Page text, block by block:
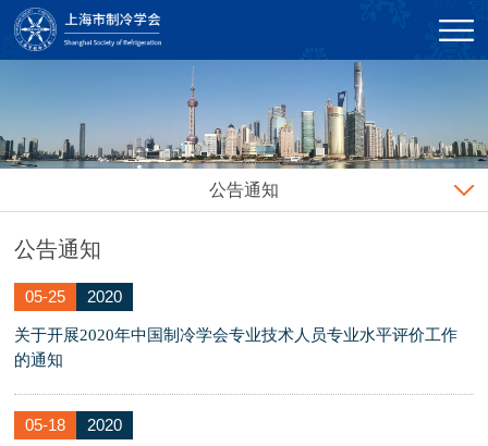
公告通知
公告通知
05-25 2020
关于开展2020年中国制冷学会专业技术人员专业水平评价工作
的通知
05-18 2020